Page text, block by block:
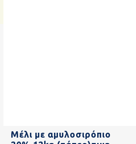
Μέλι με αμυλοσιρόπιο